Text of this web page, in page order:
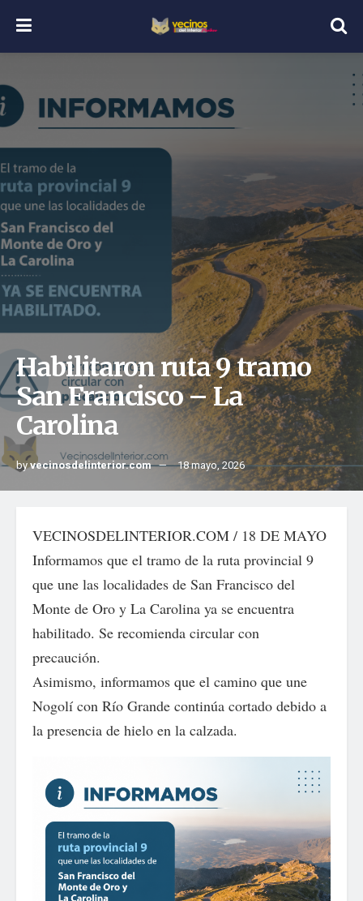
Habilitaron ruta 9 tramo
San Francisco – La
Carolina
byvecinosdelinterior.com 18 mayo, 2026
VECINOSDELINTERIOR.COM / 18 DE MAYO
Informamos que el tramo de la ruta provincial 9
que une las localidades de San Francisco del
Monte de Oro y La Carolina ya se encuentra
habilitado. Se recomienda circular con
precaución.
Asimismo, informamos que el camino que une
Nogolí con Río Grande continúa cortado debido a
la presencia de hielo en la calzada.